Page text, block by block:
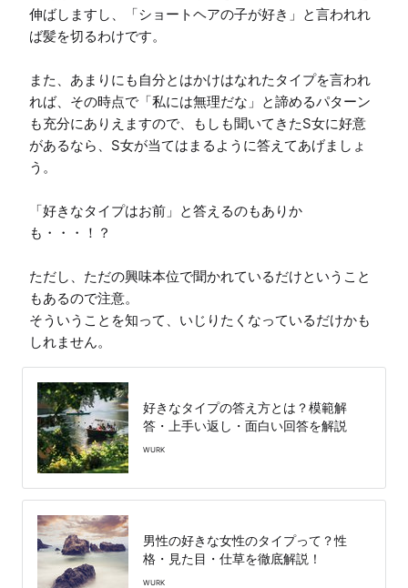
伸ばしますし、「ショートヘアの子が好き」と言われれ
ば髪を切るわけです。
また、あまりにも自分とはかけはなれたタイプを言われ
れば、その時点で「私には無理だな」と諦めるパターン
も充分にありえますので、もしも聞いてきたS女に好意
があるなら、S女が当てはまるように答えてあげましょ
う。
「好きなタイプはお前」と答えるのもありか
も・・・！？
ただし、ただの興味本位で聞かれているだけということ
もあるので注意。
そういうことを知って、いじりたくなっているだけかも
しれません。
好きなタイプの答え方とは？模範解
答・上手い返し・面白い回答を解説
WURK
男性の好きな女性のタイプって？性
格・見た目・仕草を徹底解説！
WURK